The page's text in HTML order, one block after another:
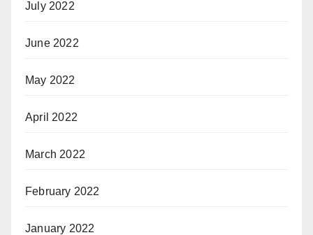
July 2022
June 2022
May 2022
April 2022
March 2022
February 2022
January 2022